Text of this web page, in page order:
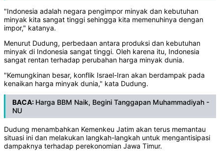
"Indonesia adalah negara pengimpor minyak dan kebutuhan
minyak kita sangat tinggi sehingga kita memenuhinya dengan
impor," katanya.
Menurut Dudung, perbedaan antara produksi dan kebutuhan
minyak di Indonesia sangat tinggi. Oleh karena itu, Indonesia
sangat rentan terhadap perubahan harga minyak dunia.
"Kemungkinan besar, konflik Israel-Iran akan berdampak pada
kenaikan harga minyak dunia," kata Dudung.
BACA: Harga BBM Naik, Begini Tanggapan Muhammadiyah -
NU
Dudung menambahkan Kemenkeu Jatim akan terus memantau
situasi ini dan melakukan langkah-langkah untuk mengantisipasi
dampaknya terhadap perekonomian Jawa Timur.